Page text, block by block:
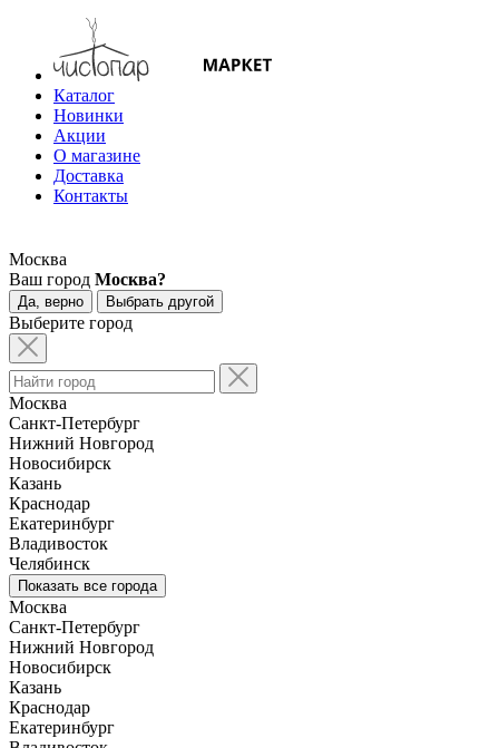
Каталог
Новинки
Акции
О магазине
Доставка
Контакты
Москва
Ваш город Москва?
Да, верно Выбрать другой
Выберите город
Москва
Санкт-Петербург
Нижний Новгород
Новосибирск
Казань
Краснодар
Екатеринбург
Владивосток
Челябинск
Показать все города
Москва
Санкт-Петербург
Нижний Новгород
Новосибирск
Казань
Краснодар
Екатеринбург